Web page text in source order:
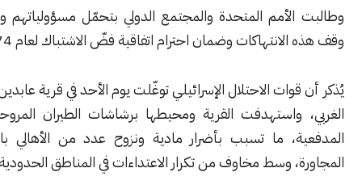
المتحدة والمجتمع الدولي بتحمّل مسؤولياتهم والعمل على
وضمان احترام اتفاقية فضّ الاشتباك لعام 1974.
الاحتلال الإسرائيلي توغّلت يوم الأحد في قرية عابدين بريف درعا
واستهدفت القرية ومحيطها برشاشات الطيران المروحي وقذائف
ما تسبب بأضرار مادية ونزوح عدد من الأهالي باتجاه القرى
وسط مخاوف من تكرار الاعتداءات في المناطق الحدودية الجنوبية.